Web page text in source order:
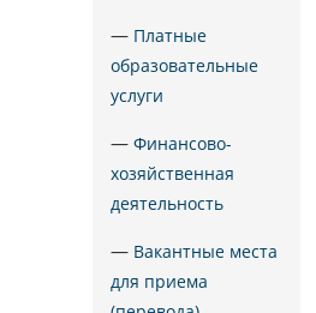
— Платные
образовательные
услуги
— Финансово-
хозяйственная
деятельность
— Вакантные места
для приема